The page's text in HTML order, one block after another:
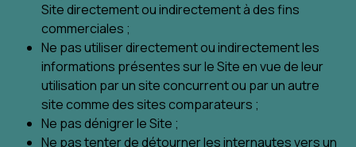
Site directement ou indirectement à des fins
commerciales ;
Ne pas utiliser directement ou indirectement les
informations présentes sur le Site en vue de leur
utilisation par un site concurrent ou par un autre
site comme des sites comparateurs ;
Ne pas dénigrer le Site ;
Ne pas tenter de détourner les internautes vers un